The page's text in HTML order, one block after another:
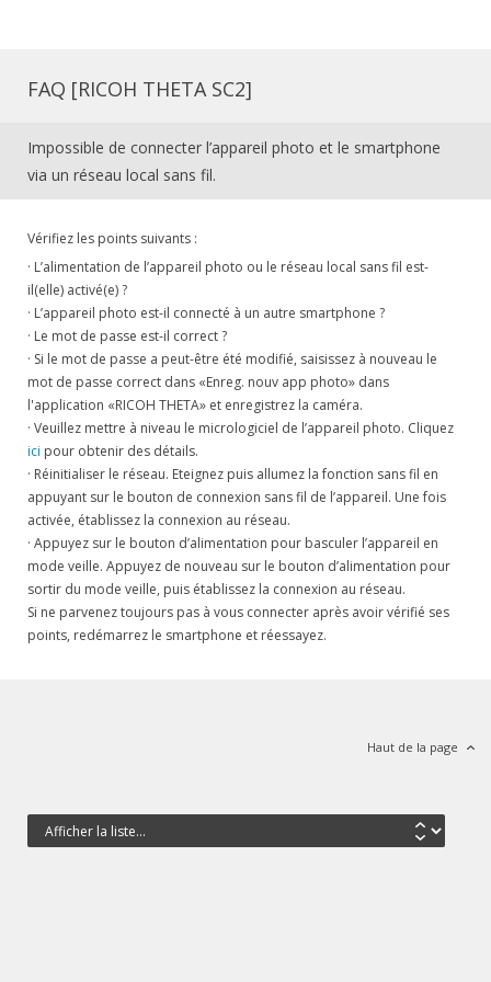
FAQ [RICOH THETA SC2]
Impossible de connecter l’appareil photo et le smartphone
via un réseau local sans fil.
Vérifiez les points suivants :
· L’alimentation de l’appareil photo ou le réseau local sans fil est-
il(elle) activé(e) ?
· L’appareil photo est-il connecté à un autre smartphone ?
· Le mot de passe est-il correct ?
· Si le mot de passe a peut-être été modifié, saisissez à nouveau le
mot de passe correct dans «Enreg. nouv app photo» dans
l'application «RICOH THETA» et enregistrez la caméra.
· Veuillez mettre à niveau le micrologiciel de l’appareil photo. Cliquez
ici pour obtenir des détails.
· Réinitialiser le réseau. Eteignez puis allumez la fonction sans fil en
appuyant sur le bouton de connexion sans fil de l’appareil. Une fois
activée, établissez la connexion au réseau.
· Appuyez sur le bouton d’alimentation pour basculer l’appareil en
mode veille. Appuyez de nouveau sur le bouton d’alimentation pour
sortir du mode veille, puis établissez la connexion au réseau.
Si ne parvenez toujours pas à vous connecter après avoir vérifié ses
points, redémarrez le smartphone et réessayez.
Haut de la page